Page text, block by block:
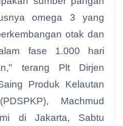
omega 3 yang
otak dan
fase 1.000 hari
terang Plt Dirjen
Produk Kelautan
Machmud
di Jakarta, Sabtu